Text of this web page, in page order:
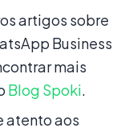
artigos sobre
Business
mais
Blog Spoki.
atento aos